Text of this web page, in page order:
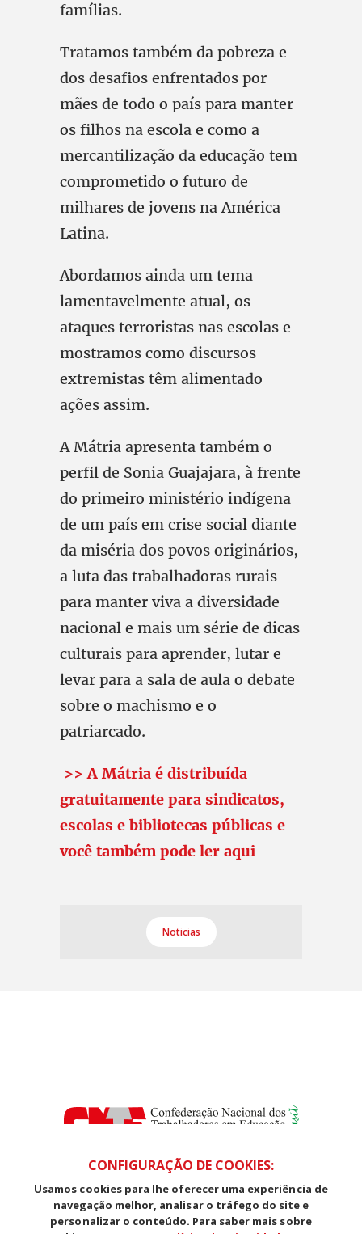
famílias.
Tratamos também da pobreza e
dos desafios enfrentados por
mães de todo o país para manter
os filhos na escola e como a
mercantilização da educação tem
comprometido o futuro de
milhares de jovens na América
Latina.
Abordamos ainda um tema
lamentavelmente atual, os
ataques terroristas nas escolas e
mostramos como discursos
extremistas têm alimentado
ações assim.
A Mátria apresenta também o
perfil de Sonia Guajajara, à frente
do primeiro ministério indígena
de um país em crise social diante
da miséria dos povos originários,
a luta das trabalhadoras rurais
para manter viva a diversidade
nacional e mais um série de dicas
culturais para aprender, lutar e
levar para a sala de aula o debate
sobre o machismo e o
patriarcado.
>> A Mátria é distribuída
gratuitamente para sindicatos,
escolas e bibliotecas públicas e
você também pode ler aqui
Noticias
SDS, Edifício Venâncio III, Salas 101/106
CEP: 70393-902 - Brasília - DF
Telefone (61) 3225-1003 - E-mail cnte@cnte.org.br
CONFIGURAÇÃO DE COOKIES:
Usamos cookies para lhe oferecer uma experiência de
navegação melhor, analisar o tráfego do site e
personalizar o conteúdo. Para saber mais sobre